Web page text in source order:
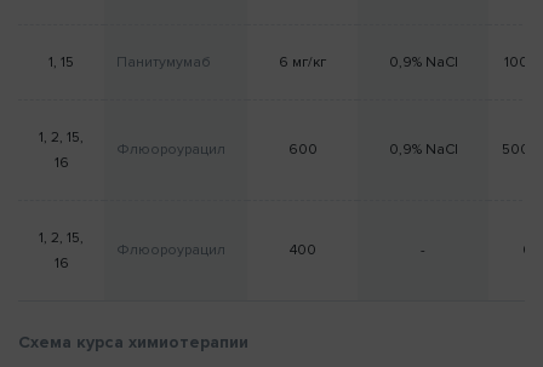
1, 15 Панитумумаб 6 мг/кг 0,9% NaCl 100
1, 2, 15,
16
Флюороурацил 600 0,9% NaCl 500
1, 2, 15,
16
Флюороурацил 400 - 0
Схема курса химиотерапии